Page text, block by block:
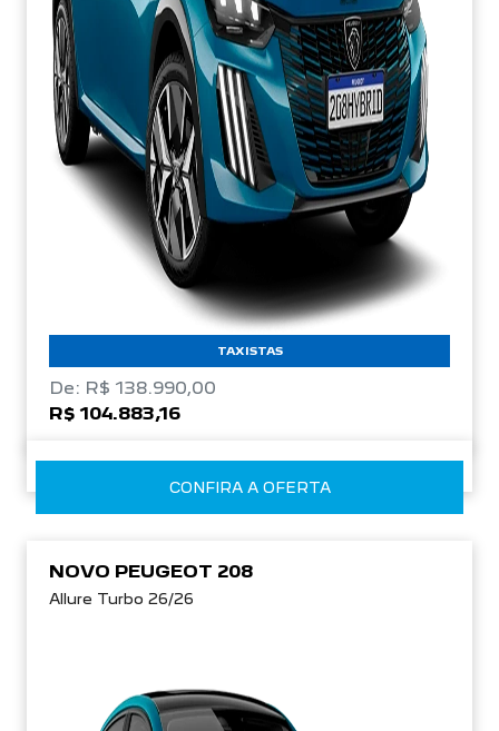
TAXISTAS
De: R$ 138.990,00
R$ 104.883,16
CONFIRA A OFERTA
NOVO PEUGEOT 208
Allure Turbo 26/26